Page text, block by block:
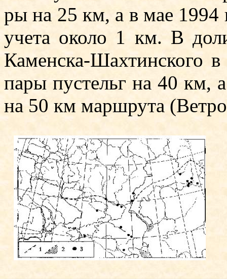
ры на 25 км, а в мае
учета около 1 км. В
Каменска-Шахтинского
па­ры пустельг на 40 км,
на 50 км маршрута